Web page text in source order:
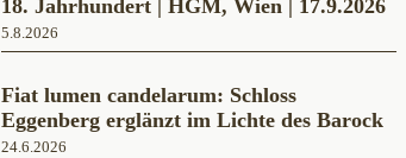
18. Jahrhundert | HGM, Wien | 17.9.2026
5.8.2026
Fiat lumen candelarum: Schloss
Eggenberg erglänzt im Lichte des Barock
24.6.2026